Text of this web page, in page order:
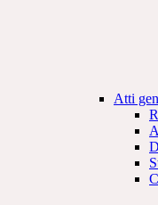
Atti